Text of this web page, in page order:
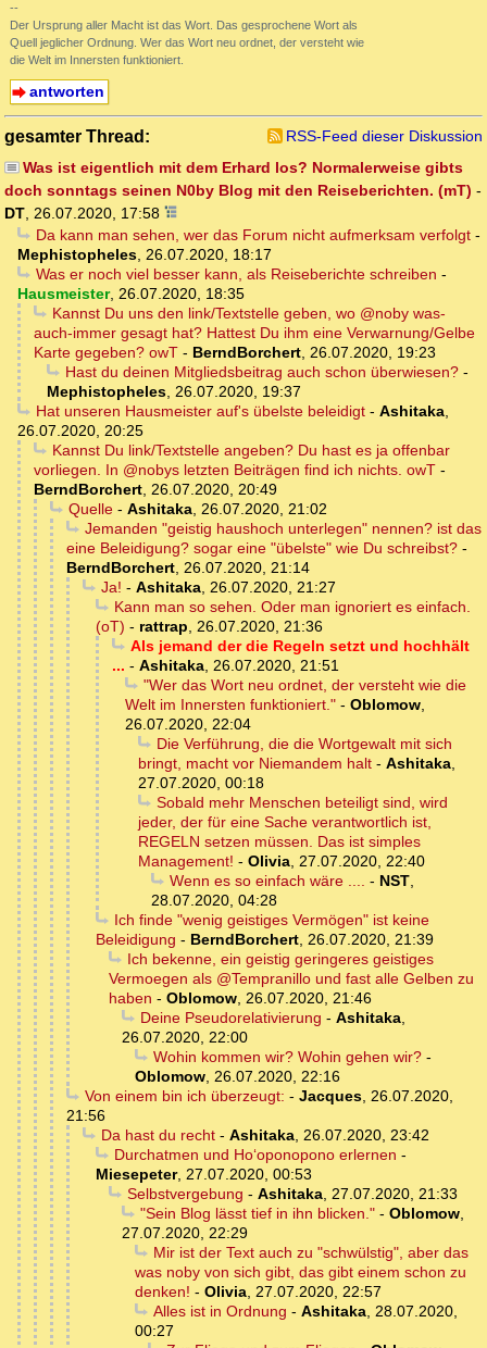
--
Der Ursprung aller Macht ist das Wort. Das gesprochene Wort als
Quell jeglicher Ordnung. Wer das Wort neu ordnet, der versteht wie
die Welt im Innersten funktioniert.
antworten
gesamter Thread:
RSS-Feed dieser Diskussion
Was ist eigentlich mit dem Erhard los? Normalerweise gibts
doch sonntags seinen N0by Blog mit den Reiseberichten. (mT) -
DT, 26.07.2020, 17:58
Da kann man sehen, wer das Forum nicht aufmerksam verfolgt-
Mephistopheles, 26.07.2020, 18:17
Was er noch viel besser kann, als Reiseberichte schreiben -
Hausmeister, 26.07.2020, 18:35
Kannst Du uns den link/Textstelle geben, wo @noby was-
auch-immer gesagt hat? Hattest Du ihm eine Verwarnung/Gelbe
Karte gegeben? owT - BerndBorchert, 26.07.2020, 19:23
Hast du deinen Mitgliedsbeitrag auch schon überwiesen?-
Mephistopheles, 26.07.2020, 19:37
Hat unseren Hausmeister auf's übelste beleidigt- Ashitaka,
26.07.2020, 20:25
Kannst Du link/Textstelle angeben? Du hast es ja offenbar
vorliegen. In @nobys letzten Beiträgen find ich nichts. owT -
BerndBorchert, 26.07.2020, 20:49
Quelle- Ashitaka, 26.07.2020, 21:02
Jemanden "geistig haushoch unterlegen" nennen? ist das
eine Beleidigung? sogar eine "übelste" wie Du schreibst? -
BerndBorchert, 26.07.2020, 21:14
Ja! - Ashitaka, 26.07.2020, 21:27
Kann man so sehen. Oder man ignoriert es einfach.
(oT) - rattrap, 26.07.2020, 21:36
Als jemand der die Regeln setzt und hochhält
... - Ashitaka, 26.07.2020, 21:51
"Wer das Wort neu ordnet, der versteht wie die
Welt im Innersten funktioniert." - Oblomow,
26.07.2020, 22:04
Die Verführung, die die Wortgewalt mit sich
bringt, macht vor Niemandem halt - Ashitaka,
27.07.2020, 00:18
Sobald mehr Menschen beteiligt sind, wird
jeder, der für eine Sache verantwortlich ist,
REGELN setzen müssen. Das ist simples
Management! - Olivia, 27.07.2020, 22:40
Wenn es so einfach wäre .... - NST,
28.07.2020, 04:28
Ich finde "wenig geistiges Vermögen" ist keine
Beleidigung - BerndBorchert, 26.07.2020, 21:39
Ich bekenne, ein geistig geringeres geistiges
Vermoegen als @Tempranillo und fast alle Gelben zu
haben - Oblomow, 26.07.2020, 21:46
Deine Pseudorelativierung - Ashitaka,
26.07.2020, 22:00
Wohin kommen wir? Wohin gehen wir?-
Oblomow, 26.07.2020, 22:16
Von einem bin ich überzeugt: - Jacques, 26.07.2020,
21:56
Da hast du recht- Ashitaka, 26.07.2020, 23:42
Durchatmen und Hoʻoponopono erlernen -
Miesepeter, 27.07.2020, 00:53
Selbstvergebung - Ashitaka, 27.07.2020, 21:33
"Sein Blog lässt tief in ihn blicken."- Oblomow,
27.07.2020, 22:29
Mir ist der Text auch zu "schwülstig", aber das
was noby von sich gibt, das gibt einem schon zu
denken! - Olivia, 27.07.2020, 22:57
Alles ist in Ordnung - Ashitaka, 28.07.2020,
00:27